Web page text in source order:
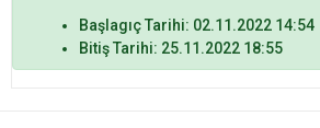
Başlagıç Tarihi: 02.11.2022 14:54
Bitiş Tarihi: 25.11.2022 18:55